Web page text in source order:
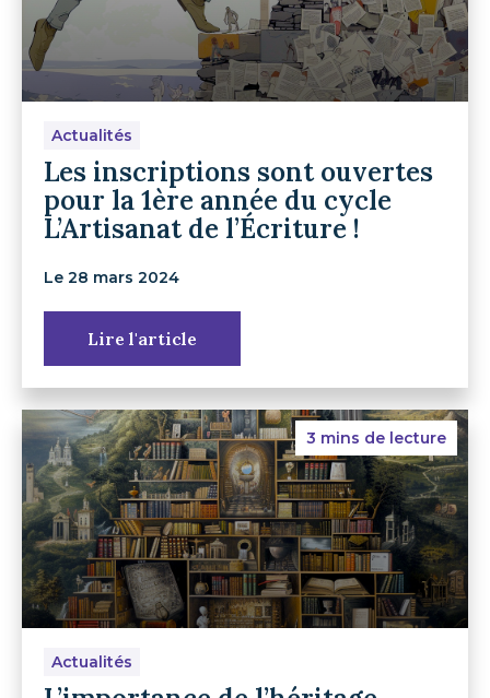
Actualités
Les inscriptions sont ouvertes
pour la 1ère année du cycle
L’Artisanat de l’Écriture !
Le 28 mars 2024
Lire l'article
3 mins de lecture
Actualités